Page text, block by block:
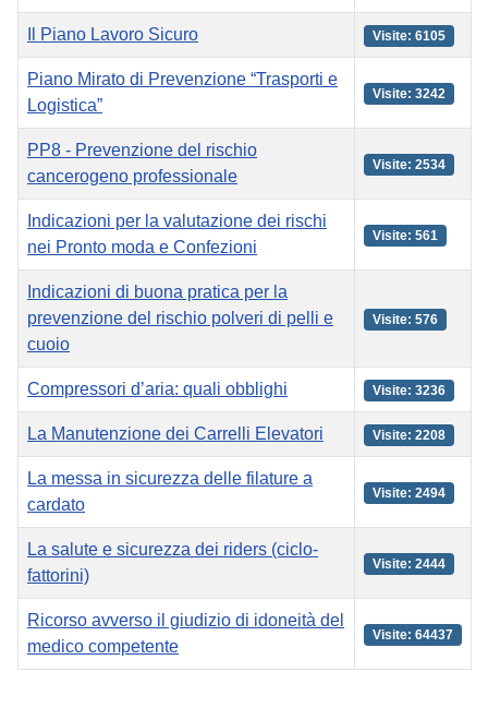
Il Piano Lavoro Sicuro Visite: 6105
Piano Mirato di Prevenzione “Trasporti e
Logistica”
Visite: 3242
PP8 - Prevenzione del rischio
cancerogeno professionale
Visite: 2534
Indicazioni per la valutazione dei rischi
nei Pronto moda e Confezioni
Visite: 561
Indicazioni di buona pratica per la
prevenzione del rischio polveri di pelli e
cuoio
Visite: 576
Compressori d’aria: quali obblighi Visite: 3236
La Manutenzione dei Carrelli Elevatori Visite: 2208
La messa in sicurezza delle filature a
cardato
Visite: 2494
La salute e sicurezza dei riders (ciclo-
fattorini)
Visite: 2444
Ricorso avverso il giudizio di idoneità del
medico competente
Visite: 64437